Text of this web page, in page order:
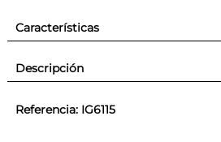
Características
Descripción
Referencia: IG6115